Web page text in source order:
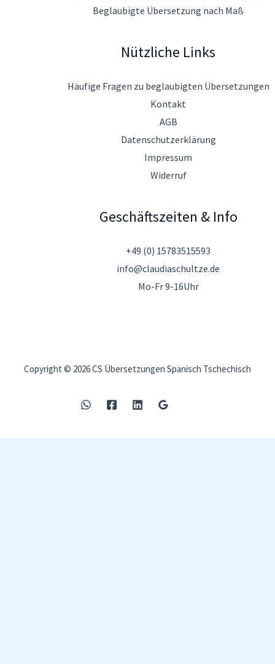
Beglaubigte Übersetzung nach Maß
Nützliche Links
Häufige Fragen zu beglaubigten Übersetzungen
Kontakt
AGB
Datenschutzerklärung
Impressum
Widerruf
Geschäftszeiten & Info
+49 (0) 15783515593
info@claudiaschultze.de
Mo-Fr 9-16Uhr
Copyright © 2026 CS Übersetzungen Spanisch Tschechisch